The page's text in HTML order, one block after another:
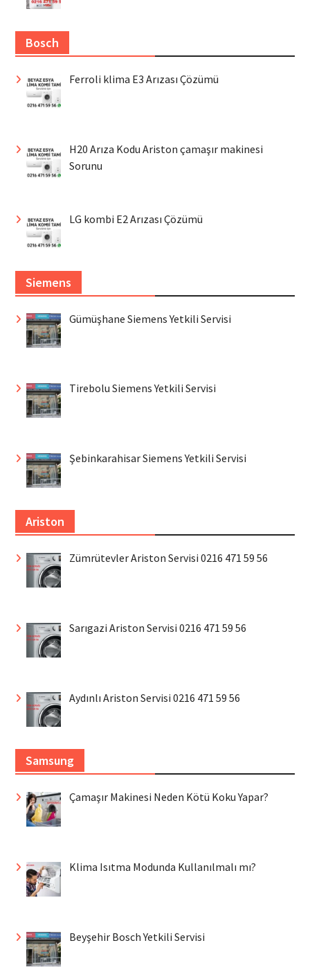
Bosch
Ferroli klima E3 Arızası Çözümü
H20 Arıza Kodu Ariston çamaşır makinesi
Sorunu
LG kombi E2 Arızası Çözümü
Siemens
Gümüşhane Siemens Yetkili Servisi
Tirebolu Siemens Yetkili Servisi
Şebinkarahisar Siemens Yetkili Servisi
Ariston
Zümrütevler Ariston Servisi 0216 471 59 56
Sarıgazi Ariston Servisi 0216 471 59 56
Aydınlı Ariston Servisi 0216 471 59 56
Samsung
Çamaşır Makinesi Neden Kötü Koku Yapar?
Klima Isıtma Modunda Kullanılmalı mı?
Beyşehir Bosch Yetkili Servisi